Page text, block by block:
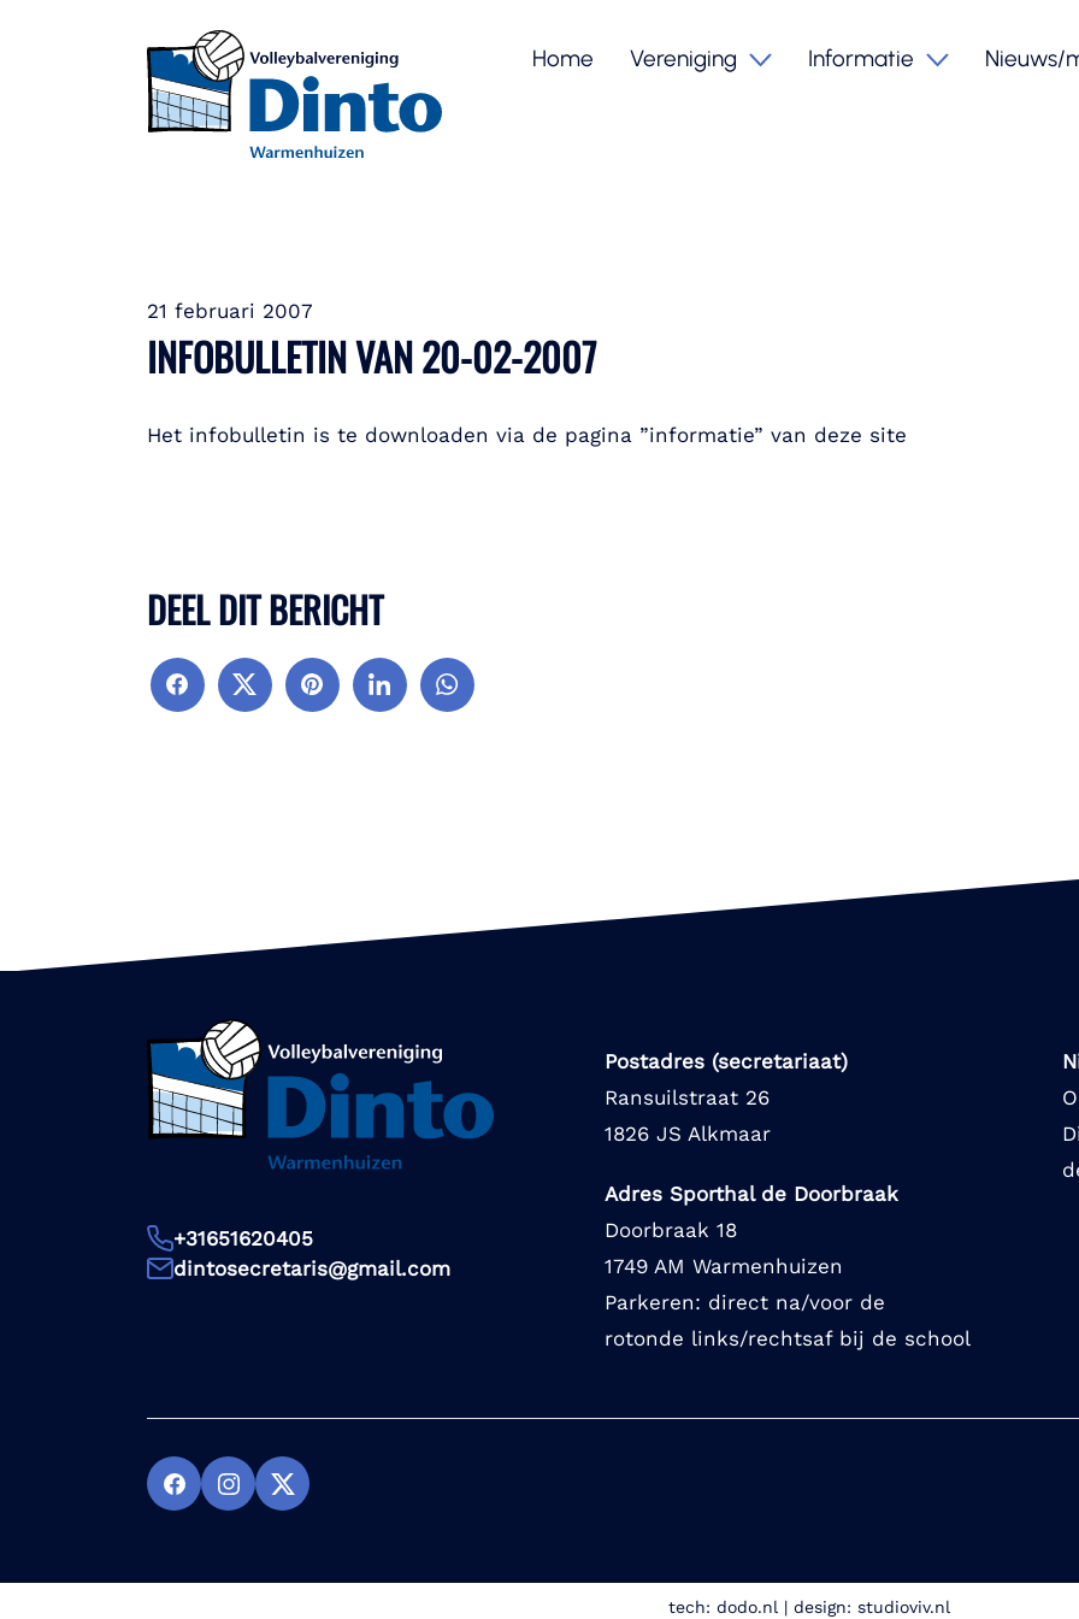
Home Vereniging Informatie Nieuws/
21 februari 2007
INFOBULLETIN VAN 20-02-2007
Het infobulletin is te downloaden via de pagina ”informatie” van deze site
DEEL DIT BERICHT
+31651620405
dintosecretaris@gmail.com
Postadres (secretariaat)
Ransuilstraat 26
1826 JS Alkmaar
Adres Sporthal de Doorbraak
Doorbraak 18
1749 AM Warmenhuizen
Parkeren: direct na/voor de
rotonde links/rechtsaf bij de school
tech: dodo.nl | design: studioviv.nl